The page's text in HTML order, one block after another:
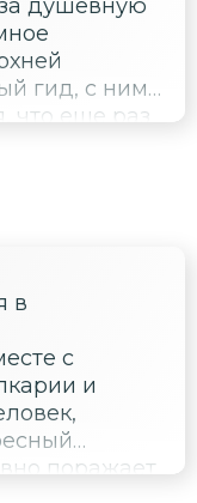
душевную
гид, с ним
что еще раз
другие
. Аслан
в
с
и
поражает